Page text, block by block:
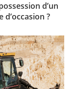
d’un
?